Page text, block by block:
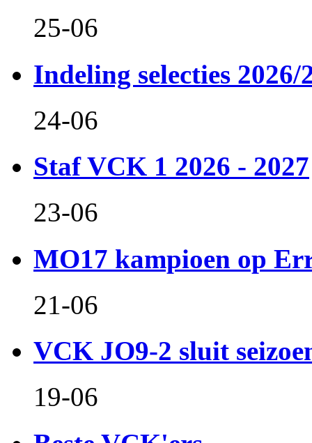
25-06
Indeling selecties 2026/
24-06
Staf VCK 1 2026 - 2027
23-06
MO17 kampioen op
21-06
VCK JO9-2 sluit
19-06